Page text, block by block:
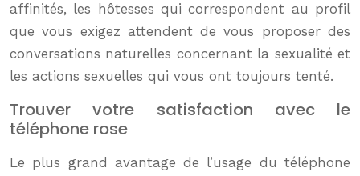
affinités, les hôtesses qui correspondent au profil
que vous exigez attendent de vous proposer des
conversations naturelles concernant la sexualité et
les actions sexuelles qui vous ont toujours tenté.
Trouver votre satisfaction avec le
téléphone rose
Le plus grand avantage de l’usage du téléphone